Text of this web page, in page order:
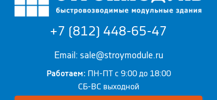
+7 (812) 448-65-47
Email: sale@stroymodule.ru
Работаем: ПН-ПТ с 9:00 до 18:00
СБ-ВС выходной